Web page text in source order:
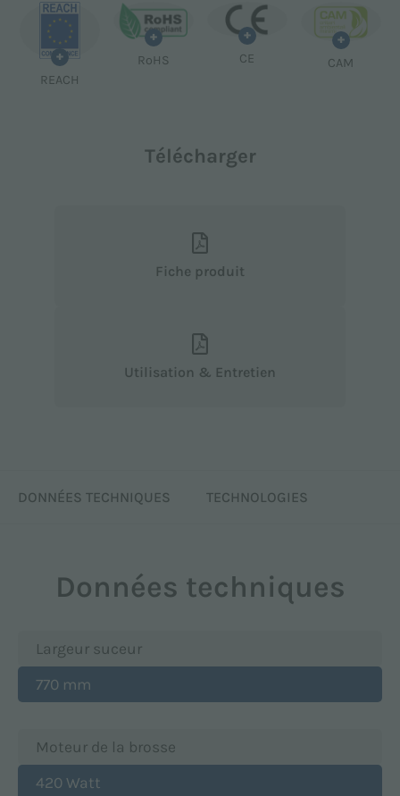
DONNÉES TECHNIQUES TECHNOLOGIES
Données techniques
Largeur suceur
770 mm
Moteur de la brosse
420 Watt
+
REACH
+
RoHS
+
CE
+
CAM
Télécharger
Fiche produit
Utilisation & Entretien